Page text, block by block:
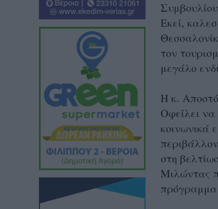
Eκεί,
τον
μεγάλο
Η κ.
Oφείλει
κοινωνικά
στη
Μιλώντας